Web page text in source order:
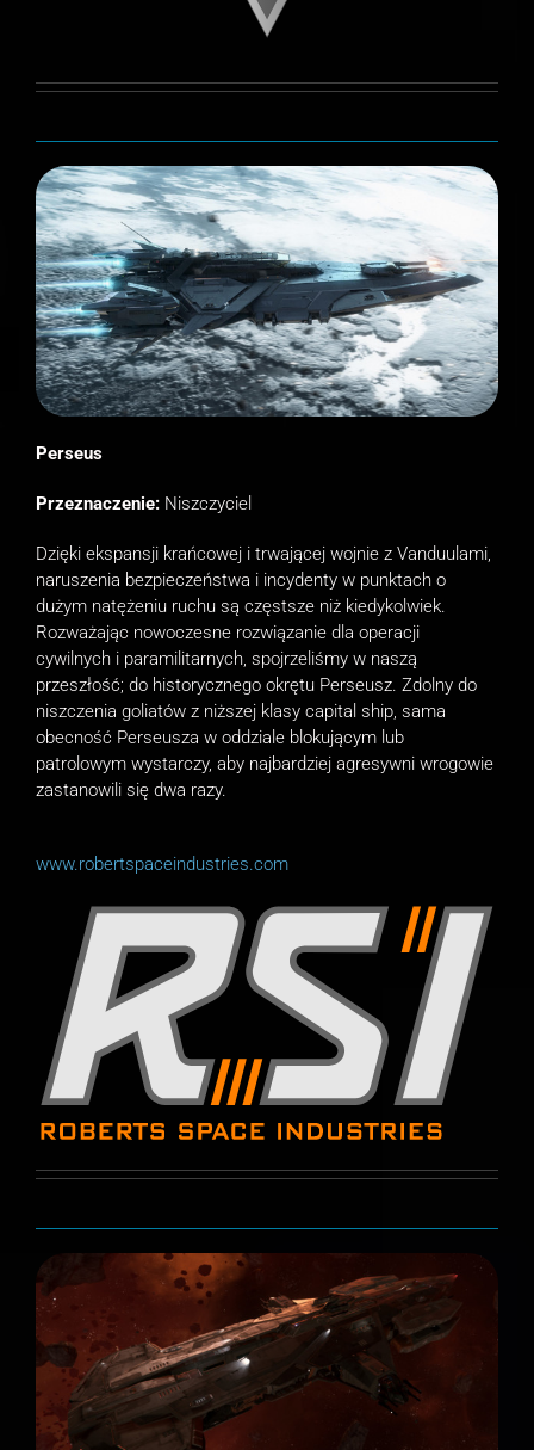
Perseus
Przeznaczenie: Niszczyciel
Dzięki ekspansji krańcowej i trwającej wojnie z Vanduulami,
naruszenia bezpieczeństwa i incydenty w punktach o
dużym natężeniu ruchu są częstsze niż kiedykolwiek.
Rozważając nowoczesne rozwiązanie dla operacji
cywilnych i paramilitarnych, spojrzeliśmy w naszą
przeszłość; do historycznego okrętu Perseusz. Zdolny do
niszczenia goliatów z niższej klasy capital ship, sama
obecność Perseusza w oddziale blokującym lub
patrolowym wystarczy, aby najbardziej agresywni wrogowie
zastanowili się dwa razy.
www.robertspaceindustries.com